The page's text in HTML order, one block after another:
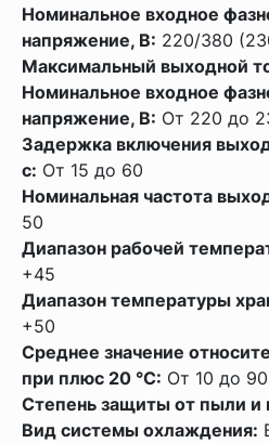
Номинальное входное
напряжение, В: 220/380
Максимальный выходной
Номинальное входное
напряжение, В: От 220 до
Задержка включения
с: От 15 до 60
Номинальная частота
50
Диапазон рабочей
+45
Диапазон температуры
+50
Среднее значение
при плюс 20 °С: От 10 до 90
Степень защиты от пыли и
Вид системы охлаждения: